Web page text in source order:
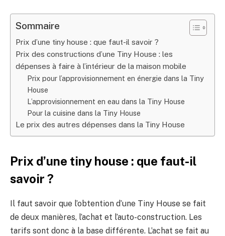
Sommaire
Prix d’une tiny house : que faut-il savoir ?
Prix des constructions d’une Tiny House : les
dépenses à faire à l’intérieur de la maison mobile
Prix pour l’approvisionnement en énergie dans la Tiny
House
L’approvisionnement en eau dans la Tiny House
Pour la cuisine dans la Tiny House
Le prix des autres dépenses dans la Tiny House
Prix d’une tiny house : que faut-il
savoir ?
Il faut savoir que l’obtention d’une Tiny House se fait
de deux manières, l’achat et l’auto-construction. Les
tarifs sont donc à la base différente. L’achat se fait au